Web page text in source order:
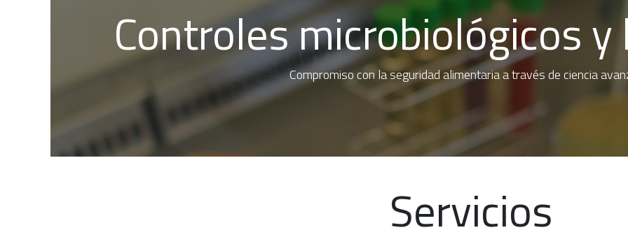
Controles microbiológicos
Compromiso con la seguridad alimentaria a través de ciencia
Servicios